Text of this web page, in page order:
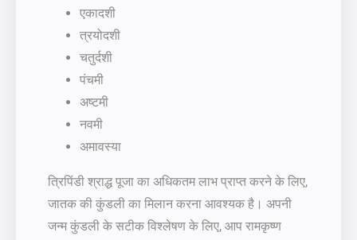
एकादशी
त्रयोदशी
चतुर्दशी
पंचमी
अष्टमी
नवमी
अमावस्या
त्रिपिंडी श्राद्ध पूजा का अधिकतम लाभ प्राप्त करने के लिए,
जातक की कुंडली का मिलान करना आवश्यक है। अपनी
जन्म कुंडली के सटीक विश्लेषण के लिए, आप रामकृष्ण